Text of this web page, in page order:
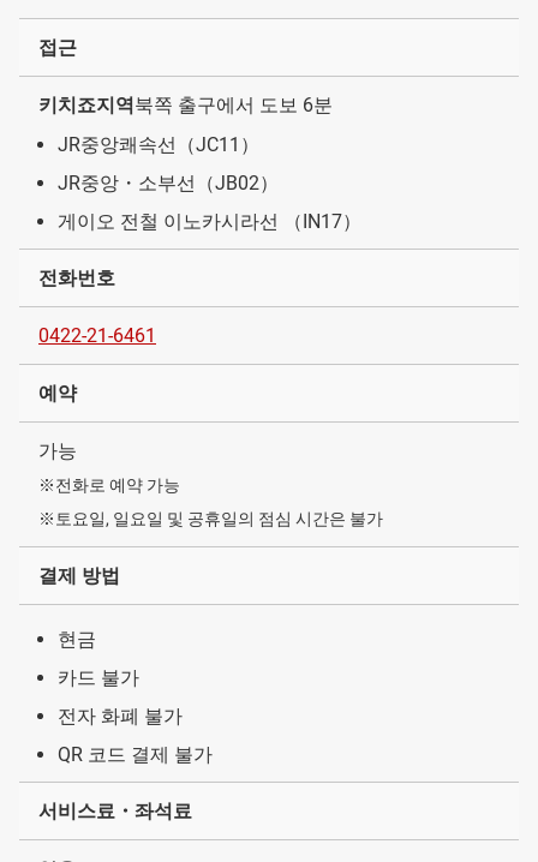
접근
키치죠지역북쪽 출구에서 도보 6분
JR중앙쾌속선（JC11）
JR중앙・소부선（JB02）
게이오 전철 이노카시라선 （IN17）
전화번호
0422-21-6461
예약
가능
※전화로 예약 가능
※토요일, 일요일 및 공휴일의 점심 시간은 불가
결제 방법
현금
카드 불가
전자 화폐 불가
QR 코드 결제 불가
서비스료・좌석료